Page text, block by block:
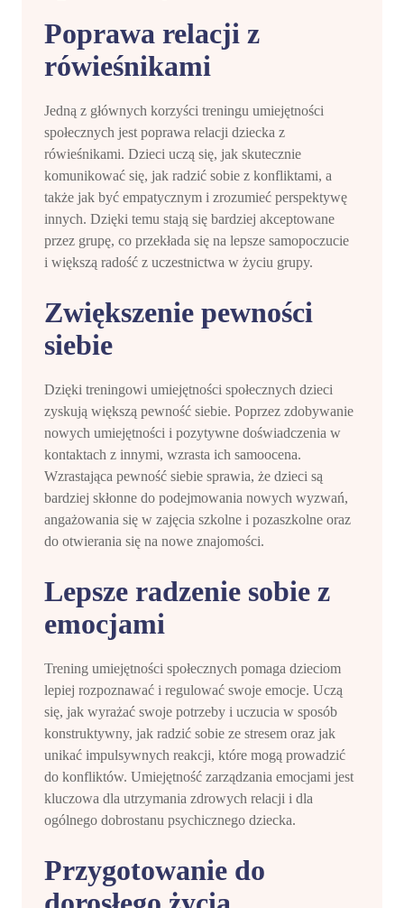
Poprawa relacji z
rówieśnikami
Jedną z głównych korzyści treningu umiejętności
społecznych jest poprawa relacji dziecka z
rówieśnikami. Dzieci uczą się, jak skutecznie
komunikować się, jak radzić sobie z konfliktami, a
także jak być empatycznym i zrozumieć perspektywę
innych. Dzięki temu stają się bardziej akceptowane
przez grupę, co przekłada się na lepsze samopoczucie
i większą radość z uczestnictwa w życiu grupy.
Zwiększenie pewności
siebie
Dzięki treningowi umiejętności społecznych dzieci
zyskują większą pewność siebie. Poprzez zdobywanie
nowych umiejętności i pozytywne doświadczenia w
kontaktach z innymi, wzrasta ich samoocena.
Wzrastająca pewność siebie sprawia, że dzieci są
bardziej skłonne do podejmowania nowych wyzwań,
angażowania się w zajęcia szkolne i pozaszkolne oraz
do otwierania się na nowe znajomości.
Lepsze radzenie sobie z
emocjami
Trening umiejętności społecznych pomaga dzieciom
lepiej rozpoznawać i regulować swoje emocje. Uczą
się, jak wyrażać swoje potrzeby i uczucia w sposób
konstruktywny, jak radzić sobie ze stresem oraz jak
unikać impulsywnych reakcji, które mogą prowadzić
do konfliktów. Umiejętność zarządzania emocjami jest
kluczowa dla utrzymania zdrowych relacji i dla
ogólnego dobrostanu psychicznego dziecka.
Przygotowanie do